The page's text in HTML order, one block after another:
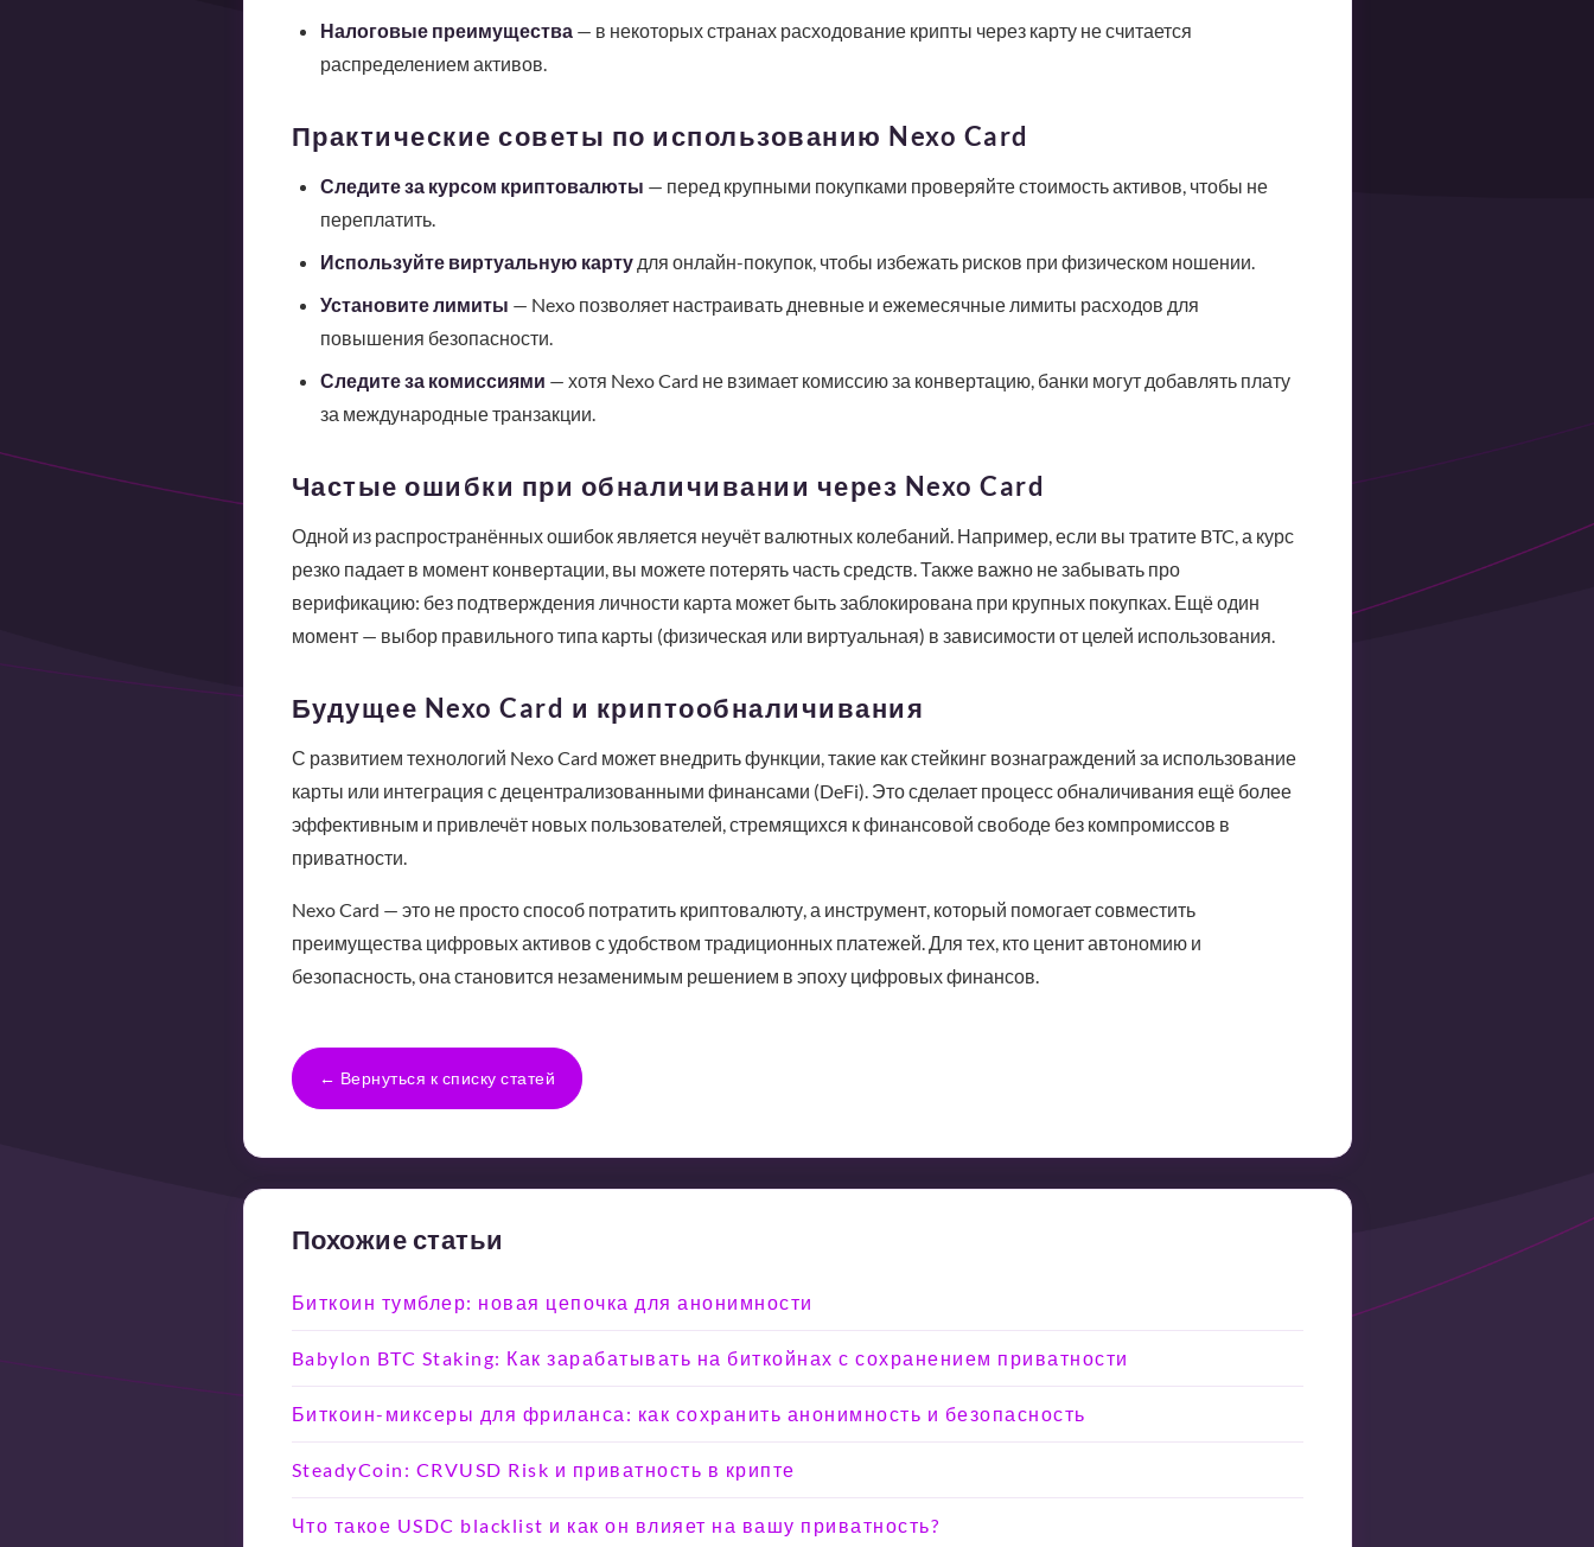
Налоговые преимущества— в некоторых странах расходование крипты через карту не считается
распределением активов.
Практические советы по использованию Nexo Card
Следите за курсом криптовалюты — перед крупными покупками проверяйте стоимость активов, чтобы не
переплатить.
Используйте виртуальную картудля онлайн-покупок, чтобы избежать рисков при физическом ношении.
Установите лимиты — Nexo позволяет настраивать дневные и ежемесячные лимиты расходов для
повышения безопасности.
Следите за комиссиями — хотя Nexo Card не взимает комиссию за конвертацию, банки могут добавлять плату
за международные транзакции.
Частые ошибки при обналичивании через Nexo Card
Одной из распространённых ошибок является неучёт валютных колебаний. Например, если вы тратите BTC, а курс
резко падает в момент конвертации, вы можете потерять часть средств. Также важно не забывать про
верификацию: без подтверждения личности карта может быть заблокирована при крупных покупках. Ещё один
момент — выбор правильного типа карты (физическая или виртуальная) в зависимости от целей использования.
Будущее Nexo Card и криптообналичивания
С развитием технологий Nexo Card может внедрить функции, такие как стейкинг вознаграждений за использование
карты или интеграция с децентрализованными финансами (DeFi). Это сделает процесс обналичивания ещё более
эффективным и привлечёт новых пользователей, стремящихся к финансовой свободе без компромиссов в
приватности.
Nexo Card — это не просто способ потратить криптовалюту, а инструмент, который помогает совместить
преимущества цифровых активов с удобством традиционных платежей. Для тех, кто ценит автономию и
безопасность, она становится незаменимым решением в эпоху цифровых финансов.
← Вернуться к списку статей
Похожие статьи
Биткоин тумблер: новая цепочка для анонимности
Babylon BTC Staking: Как зарабатывать на биткойнах с сохранением приватности
Биткоин-миксеры для фриланса: как сохранить анонимность и безопасность
SteadyCoin: CRVUSD Risk и приватность в крипте
Что такое USDC blacklist и как он влияет на вашу приватность?